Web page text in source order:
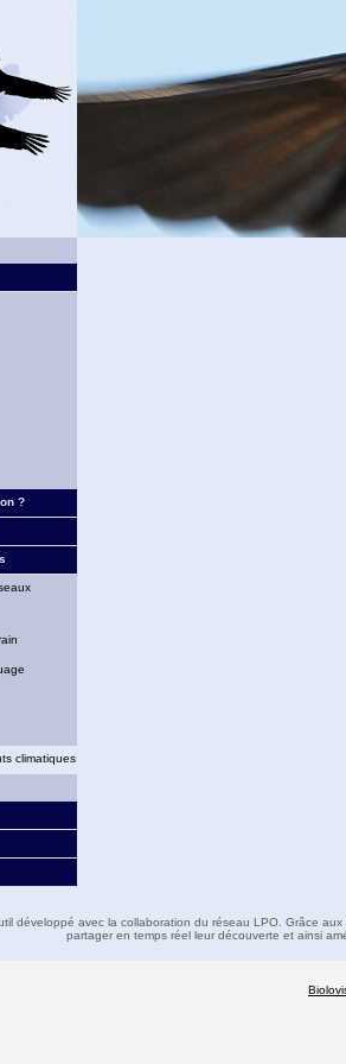
?
climatiques
développé avec la collaboration du réseau LPO. Grâce
partager en temps réel leur découverte et ainsi